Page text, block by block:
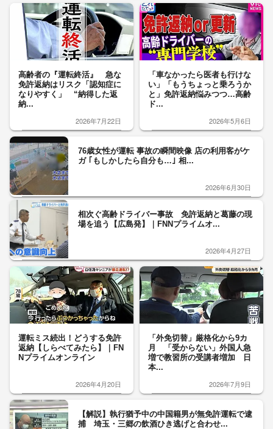
高齢者の『運転終活』 急な
免許返納はリスク「認知症に
なりやすく」 “納得した返
納...
2026年7月22日
「車なかったら医者も行けな
い」「もうちょっと乗ろうか
と」免許返納悩みつつ…高齢
ド...
2026年5月6日
76歳女性が運転 事故の瞬間映像 店の利用客がケ
ガ ｢もしかしたら自分も…｣ 相...
2026年6月30日
相次ぐ高齢ドライバー事故 免許返納と葛藤の現
場を追う【広島発】｜FNNプライムオ...
2026年4月27日
運転ミス続出！どうする免許
返納【しらべてみたら】｜FN
Nプライムオンライン
2026年4月20日
「外免切替」厳格化から9カ
月 「受からない」外国人急
増で教習所の受講者増加 日
本...
2026年7月9日
【解説】執行猶予中の中国籍男が無免許運転で逮
捕 埼玉・三郷の飲酒ひき逃げと合わせ...